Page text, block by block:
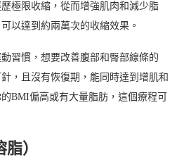
極限收縮，從而增強肌肉和減少脂
以達到約兩萬次的收縮效果。
習慣，想要改善腹部和臀部線條的
，且沒有恢復期，能同時達到增肌和
BMI偏高或有大量脂肪，這個療程可
）